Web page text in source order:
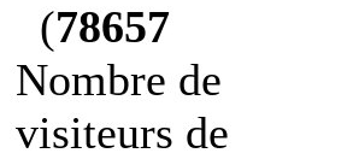
(78657
Nombre de
visiteurs de